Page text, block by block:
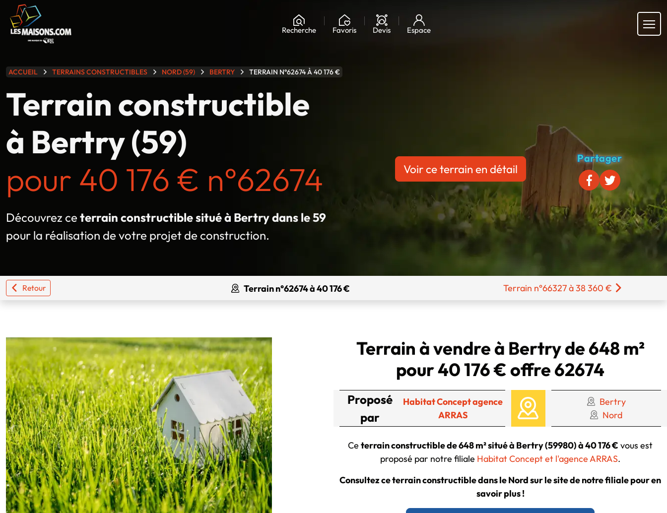
RechercheChargement...
Favoris Devis Espace
gamme
ACCUEIL TERRAINS CONSTRUCTIBLES NORD (59) BERTRY TERRAIN N°62674 À 40 176 €
Terrain constructible
à Bertry (59)
pour 40 176 € n°62674
Découvrez ce terrain constructible situé à Bertry dans le 59
pour la réalisation de votre projet de construction.
Voir ce terrain en détail
Partager
Retour Terrain n°62674 à 40 176 € Terrain n°66327 à 38 360 €
Terrain à vendre à Bertry de 648 m²
pour 40 176 € offre 62674
Proposé
par
Habitat Concept agence
ARRAS
Bertry
Nord
Ce terrain constructible de 648 m² situé à Bertry (59980) à 40 176 € vous est
proposé par notre filiale Habitat Concept et l'agence ARRAS.
Consultez ce terrain constructible dans le Nord sur le site de notre filiale pour en
savoir plus !